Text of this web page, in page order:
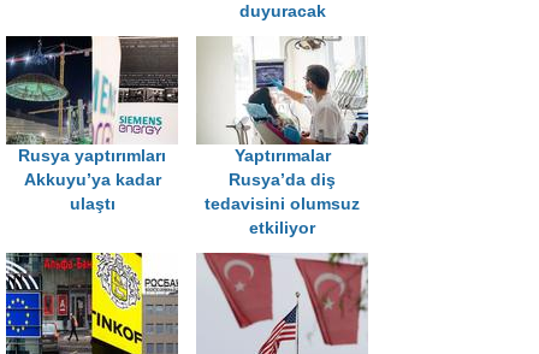
duyuracak
Rusya yaptırımları
Akkuyu’ya kadar
ulaştı
Yaptırımalar
Rusya’da diş
tedavisini olumsuz
etkiliyor